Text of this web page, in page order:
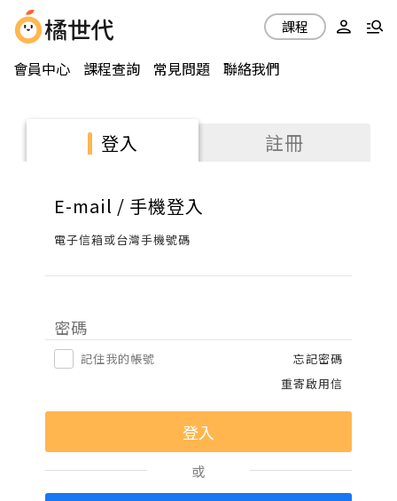
會員中心 課程查詢 常見問題 聯絡我們
課程
登入 註冊
E-mail / 手機登入
電子信箱或台灣手機號碼
密碼
記住我的帳號
忘記密碼
重寄啟用信
或